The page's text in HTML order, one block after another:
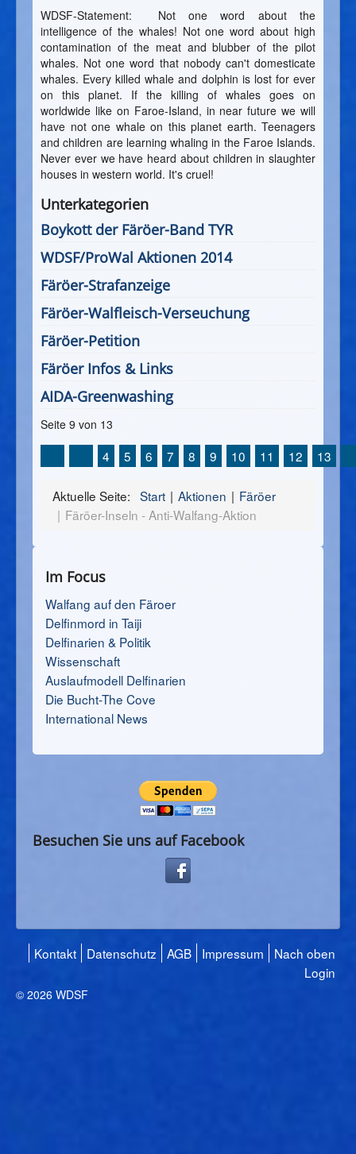
WDSF-Statement: Not one word about the
intelligence of the whales! Not one word about high
contamination of the meat and blubber of the pilot
whales. Not one word that nobody can't domesticate
whales. Every killed whale and dolphin is lost for ever
on this planet. If the killing of whales goes on
worldwide like on Faroe-Island, in near future we will
have not one whale on this planet earth. Teenagers
and children are learning whaling in the Faroe Islands.
Never ever we have heard about children in slaughter
houses in western world. It's cruel!
Unterkategorien
Boykott der Färöer-Band TYR
WDSF/ProWal Aktionen 2014
Färöer-Strafanzeige
Färöer-Walfleisch-Verseuchung
Färöer-Petition
Färöer Infos & Links
AIDA-Greenwashing
Seite 9 von 13
4 5 6 7 8 9 10 11 12 13
Aktuelle Seite: Start Aktionen
Färöer
Färöer-Inseln - Anti-Walfang-Aktion
Im Focus
Walfang auf den Färoer
Delfinmord in Taiji
Delfinarien & Politik
Wissenschaft
Auslaufmodell Delfinarien
Die Bucht-The Cove
International News
Besuchen Sie uns auf Facebook
Nach oben
Impressum
AGB
Datenschutz
Kontakt
Login
© 2026 WDSF